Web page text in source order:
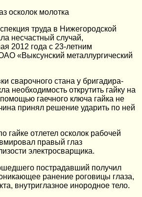
осколок молотка
труда в Нижегородской
несчастный случай,
2012 года с 23-летним
«Выксунский металлургический
сварочного стана у бригадира-
необходимость открутить гайку на
гаечного ключа гайка не
принял решение ударить по ней
гайке отлетел осколок рабочей
правый глаз
электросварщика.
пострадавший получил
ранение роговицы глаза,
внутриглазное инородное тело.